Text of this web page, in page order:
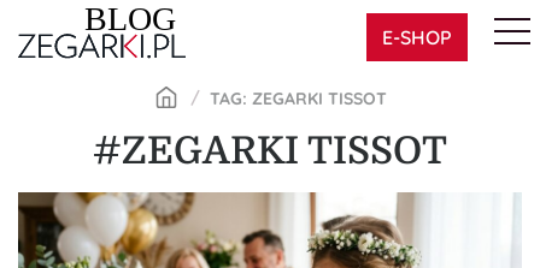
E-SHOP
TAG: ZEGARKI TISSOT
#ZEGARKI TISSOT